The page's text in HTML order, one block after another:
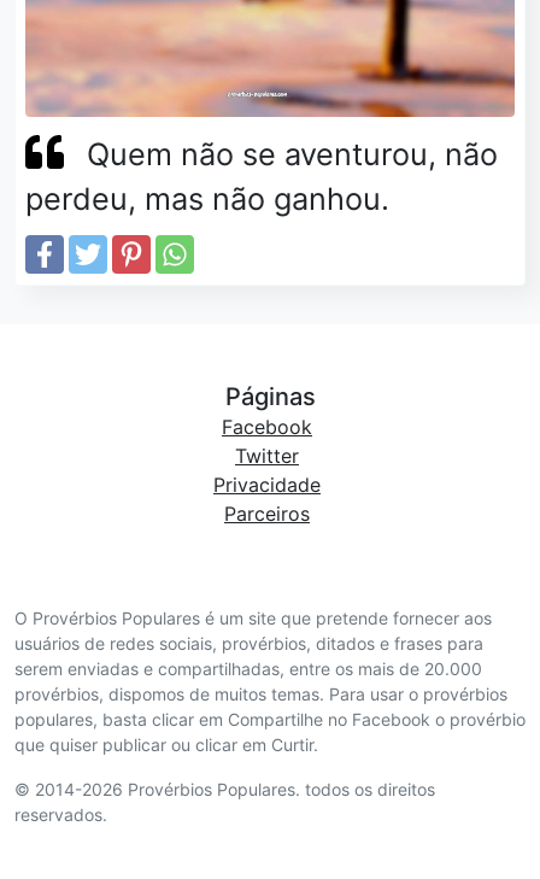
Quem não se aventurou, não
perdeu, mas não ganhou.
O Provérbios Populares é um site que pretende fornecer aos
usuários de redes sociais, provérbios, ditados e frases para
serem enviadas e compartilhadas, entre os mais de 20.000
provérbios, dispomos de muitos temas. Para usar o provérbios
populares, basta clicar em Compartilhe no Facebook o provérbio
que quiser publicar ou clicar em Curtir.
© 2014-2026 Provérbios Populares. todos os direitos
reservados.
Páginas
Facebook
Twitter
Privacidade
Parceiros